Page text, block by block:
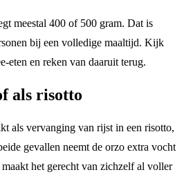
meestal 400 of 500 gram. Dat is
bij een volledige maaltijd. Kijk
eten en reken van daaruit terug.
als risotto
als vervanging van rijst in een risotto,
gevallen neemt de orzo extra vocht
het gerecht van zichzelf al voller